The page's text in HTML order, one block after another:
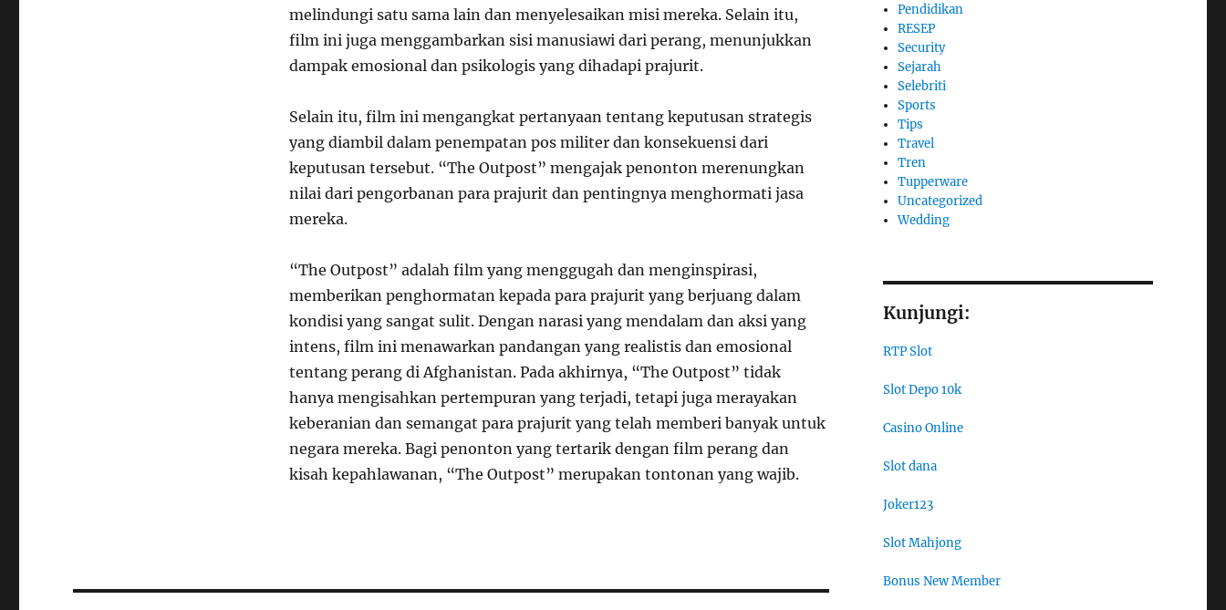
melindungi satu sama lain dan menyelesaikan misi mereka. Selain itu,
film ini juga menggambarkan sisi manusiawi dari perang, menunjukkan
dampak emosional dan psikologis yang dihadapi prajurit.
Selain itu, film ini mengangkat pertanyaan tentang keputusan strategis
yang diambil dalam penempatan pos militer dan konsekuensi dari
keputusan tersebut. “The Outpost” mengajak penonton merenungkan
nilai dari pengorbanan para prajurit dan pentingnya menghormati jasa
mereka.
“The Outpost” adalah film yang menggugah dan menginspirasi,
memberikan penghormatan kepada para prajurit yang berjuang dalam
kondisi yang sangat sulit. Dengan narasi yang mendalam dan aksi yang
intens, film ini menawarkan pandangan yang realistis dan emosional
tentang perang di Afghanistan. Pada akhirnya, “The Outpost” tidak
hanya mengisahkan pertempuran yang terjadi, tetapi juga merayakan
keberanian dan semangat para prajurit yang telah memberi banyak untuk
negara mereka. Bagi penonton yang tertarik dengan film perang dan
kisah kepahlawanan, “The Outpost” merupakan tontonan yang wajib.
Pendidikan
RESEP
Security
Sejarah
Selebriti
Sports
Tips
Travel
Tren
Tupperware
Uncategorized
Wedding
Kunjungi:
RTP Slot
Slot Depo 10k
Casino Online
Slot dana
Joker123
Slot Mahjong
Bonus New Member